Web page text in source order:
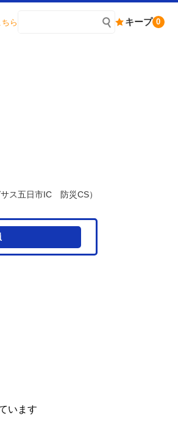
ら キープ 0
ス五日市IC 防災CS）
います